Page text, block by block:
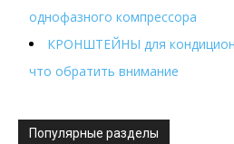
однофазного компрессора
КРОНШТЕЙНЫ для
что обратить внимание
Популярные разделы